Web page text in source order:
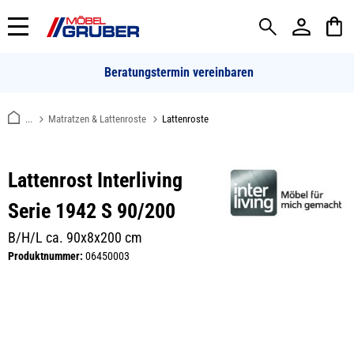
springen
Beratungstermin vereinbaren
... Matratzen & Lattenroste Lattenroste
Lattenrost Interliving
Serie 1942 S 90/200
B/H/L ca. 90x8x200 cm
Produktnummer: 06450003